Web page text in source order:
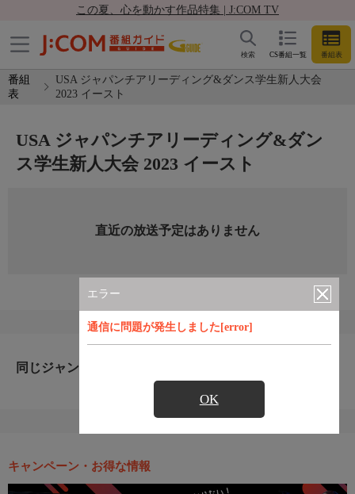
この夏、心を動かす作品特集 | J:COM TV
CS番組一覧 番組表
検索
番組
表
USA ジャパンチアリーディング&ダンス学生新人大会
2023 イースト
エラー
通信に問題が発生しました[error]
OK
USA ジャパンチアリーディング&ダン
ス学生新人大会 2023 イースト
直近の放送予定はありません
同じジャンルのおすすめ番組
キャンペーン・お得な情報